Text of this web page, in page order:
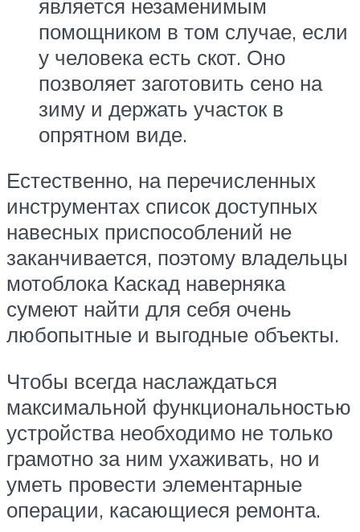
является незаменимым
помощником в том случае, если
у человека есть скот. Оно
позволяет заготовить сено на
зиму и держать участок в
опрятном виде.
Естественно, на перечисленных
инструментах список доступных
навесных приспособлений не
заканчивается, поэтому владельцы
мотоблока Каскад наверняка
сумеют найти для себя очень
любопытные и выгодные объекты.
Чтобы всегда наслаждаться
максимальной функциональностью
устройства необходимо не только
грамотно за ним ухаживать, но и
уметь провести элементарные
операции, касающиеся ремонта.